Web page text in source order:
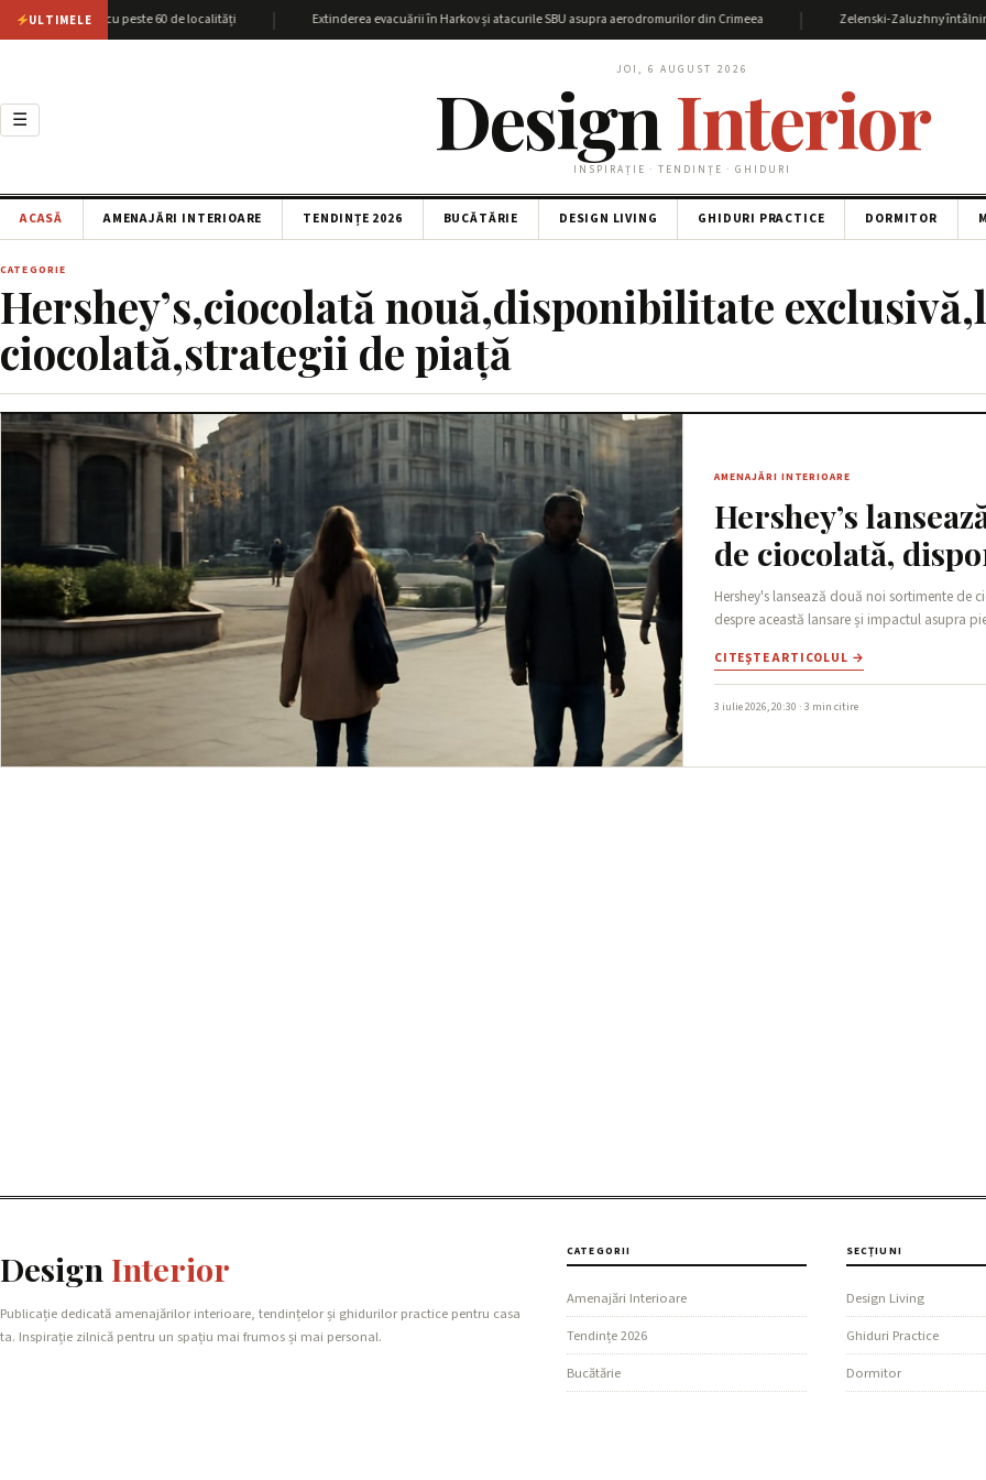
ULTIMELE
Harkov cu peste 60 de localități Extinderea evacuării în Harkov și atacurile SBU asupra aerodromurilor din Crimeea Zelenski-Zaluzhny întâlnire:
☰
JOI, 6 AUGUST 2026
DesignInterior
INSPIRAȚIE · TENDINȚE · GHIDURI
ACASĂ AMENAJĂRI INTERIOARE TENDINȚE 2026 BUCĂTĂRIE DESIGN LIVING GHIDURI PRACTICE DORMITOR
CATEGORIE
Hershey’s,ciocolată nouă,disponibilitate
ciocolată,strategii de piață
AMENAJĂRI INTERIOARE
Hershey’s
de ciocolată,
Hershey's lansează două noi sortimente de
despre această lansare și impactul asupra
CITEŞTE ARTICOLUL →
3 iulie 2026, 20:30 · 3 min citire
Design Interior
Publicație dedicată amenajărilor interioare, tendințelor și ghidurilor practice pentru casa
ta. Inspirație zilnică pentru un spațiu mai frumos și mai personal.
CATEGORII
Amenajări Interioare
Tendințe 2026
Bucătărie
SECȚIUNI
Design Living
Ghiduri Practice
Dormitor